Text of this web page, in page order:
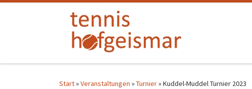
Zum Inhalt springen
Start»Veranstaltungen »Turnier»Kuddel-Muddel Turnier 2023